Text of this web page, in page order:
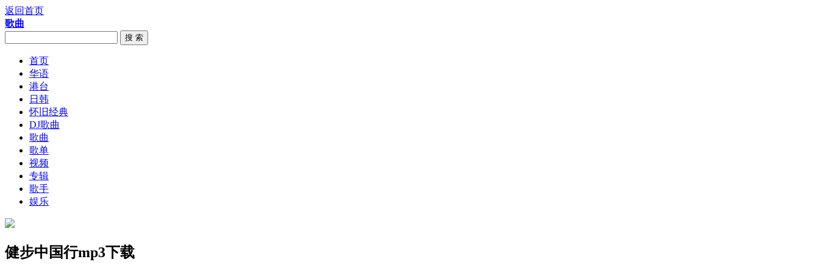
返回首页
歌曲
搜 索
首页
华语
港台
日韩
怀旧经典
DJ歌曲
歌曲
歌单
视频
专辑
歌手
娱乐
健步中国行mp3下载